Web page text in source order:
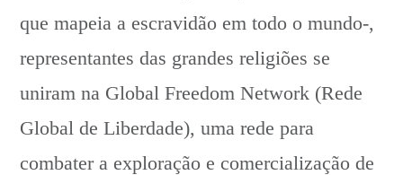
que mapeia a escravidão em todo o mundo-,
representantes das grandes religiões se
uniram na Global Freedom Network (Rede
Global de Liberdade), uma rede para
combater a exploração e comercialização de